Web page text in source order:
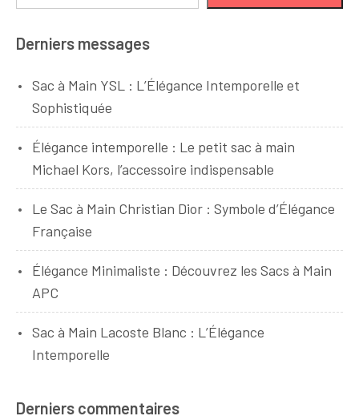
Derniers messages
Sac à Main YSL : L’Élégance Intemporelle et
Sophistiquée
Élégance intemporelle : Le petit sac à main
Michael Kors, l’accessoire indispensable
Le Sac à Main Christian Dior : Symbole d’Élégance
Française
Élégance Minimaliste : Découvrez les Sacs à Main
APC
Sac à Main Lacoste Blanc : L’Élégance
Intemporelle
Derniers commentaires